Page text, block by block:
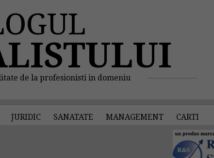
de la profesionisti in domeniu
JURIDIC SANATATE MANAGEMENT CARTI